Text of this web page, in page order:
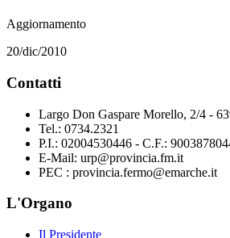
Aggiornamento
20/dic/2010
Contatti
Largo Don Gaspare Morello, 2/4 -
Tel.: 0734.2321
P.I.: 02004530446 - C.F.:
E-Mail: urp@provincia.fm.it
PEC : provincia.fermo@emarche.it
L'Organo
Il Presidente